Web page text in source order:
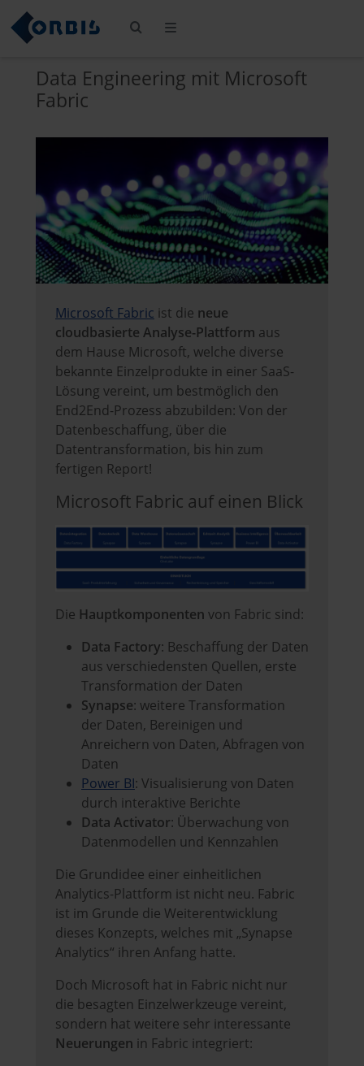
Data Engineering mit Microsoft
Fabric
Microsoft Fabric ist die neue
cloudbasierte Analyse-Plattform aus
dem Hause Microsoft, welche diverse
bekannte Einzelprodukte in einer SaaS-
Lösung vereint, um bestmöglich den
End2End-Prozess abzubilden: Von der
Datenbeschaffung, über die
Datentransformation, bis hin zum
fertigen Report!
Microsoft Fabric auf einen Blick
Die Hauptkomponenten von Fabric sind:
Data Factory: Beschaffung der Daten
aus verschiedensten Quellen, erste
Transformation der Daten
Synapse: weitere Transformation
der Daten, Bereinigen und
Anreichern von Daten, Abfragen von
Daten
Power BI: Visualisierung von Daten
durch interaktive Berichte
Data Activator: Überwachung von
Datenmodellen und Kennzahlen
Die Grundidee einer einheitlichen
Analytics-Plattform ist nicht neu. Fabric
ist im Grunde die Weiterentwicklung
dieses Konzepts, welches mit „Synapse
Analytics“ ihren Anfang hatte.
Doch Microsoft hat in Fabric nicht nur
die besagten Einzelwerkzeuge vereint,
sondern hat weitere sehr interessante
Neuerungen in Fabric integriert: